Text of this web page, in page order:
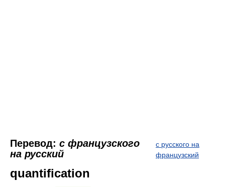
Перевод: с французского
на русский
с русского на
французский
quantification